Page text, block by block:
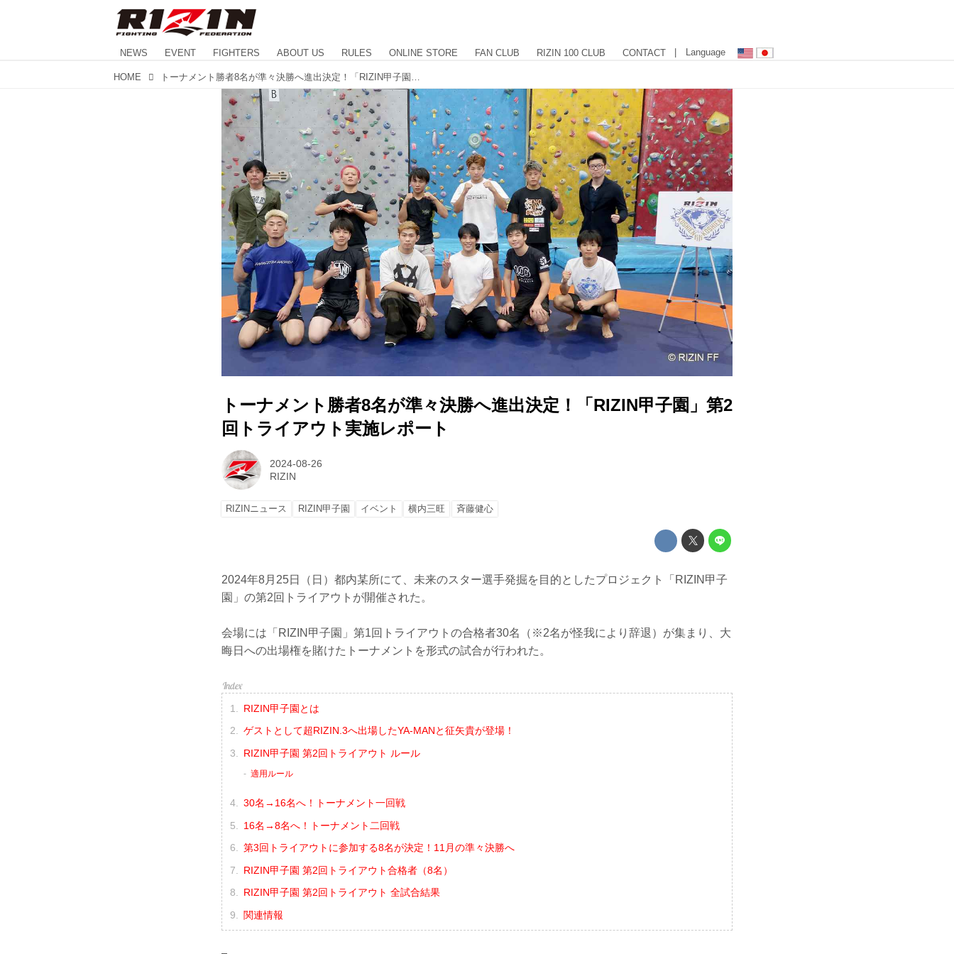
NEWS EVENT FIGHTERS ABOUT US RULES ONLINE STORE FAN CLUB RIZIN 100 CLUB CONTACT | Language
HOME
トーナメント勝者8名が準々決勝へ進出決定！「RIZIN甲子園」第2
回トライアウト実施レポート
2024-08-26
RIZIN
RIZINニュース RIZIN甲子園 イベント 横内三旺 ⻫藤健心
2024年8月25日（日）都内某所にて、未来のスター選手発掘を目的としたプロジェクト「RIZIN甲子
園」の第2回トライアウトが開催された。
会場には「RIZIN甲子園」第1回トライアウトの合格者30名（※2名が怪我により辞退）が集まり、大
晦日への出場権を賭けたトーナメントを形式の試合が行われた。
RIZIN甲子園とは
ゲストとして超RIZIN.3へ出場したYA-MANと征矢貴が登場！
RIZIN甲子園 第2回トライアウト ルール
適用ルール
30名→16名へ！トーナメント一回戦
16名→8名へ！トーナメント二回戦
第3回トライアウトに参加する8名が決定！11月の準々決勝へ
RIZIN甲子園 第2回トライアウト合格者（8名）
RIZIN甲子園 第2回トライアウト 全試合結果
関連情報